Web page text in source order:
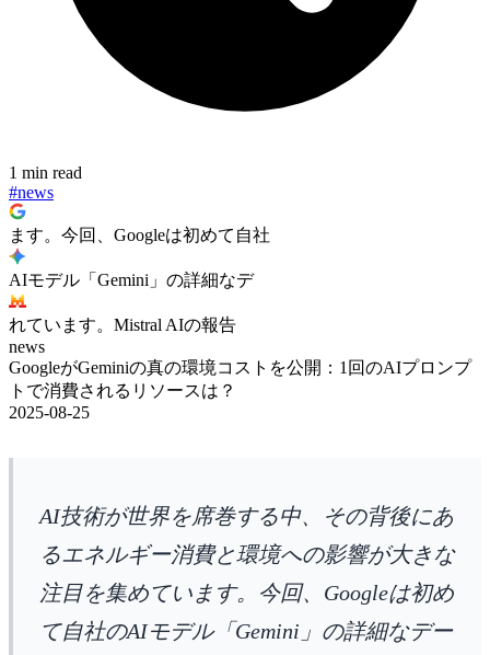
1 min read
#news
ます。今回、Googleは初めて自社
AIモデル「Gemini」の詳細なデ
れています。Mistral AIの報告
news
GoogleがGeminiの真の環境コストを公開：1回のAIプロンプ
トで消費されるリソースは？
2025-08-25
AI技術が世界を席巻する中、その背後にあ
るエネルギー消費と環境への影響が大きな
注目を集めています。今回、Googleは初め
て自社のAIモデル「Gemini」の詳細なデー